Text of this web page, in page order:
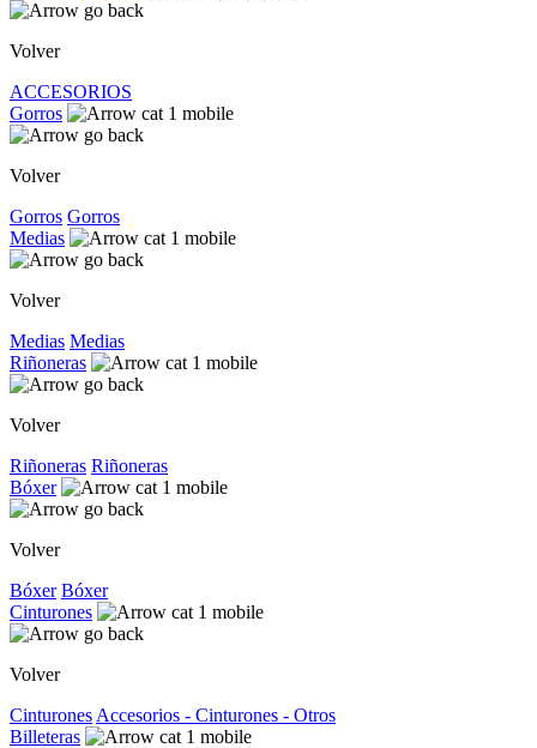
Volver
ACCESORIOS
Gorros
Volver
Gorros Gorros
Medias
Volver
Medias Medias
Riñoneras
Volver
Riñoneras Riñoneras
Bóxer
Volver
Bóxer Bóxer
Cinturones
Volver
Cinturones Accesorios - Cinturones - Otros
Billeteras